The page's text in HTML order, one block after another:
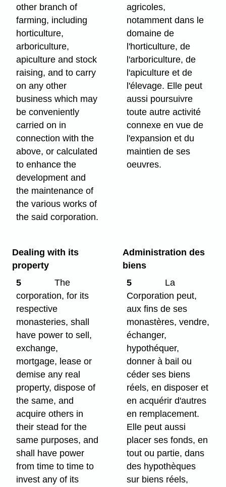
other branch of
farming, including
horticulture,
arboriculture,
apiculture and stock
raising, and to carry
on any other
business which may
be conveniently
carried on in
connection with the
above, or calculated
to enhance the
development and
the maintenance of
the various works of
the said corporation.
agricoles,
notamment dans le
domaine de
l'horticulture, de
l'arboriculture, de
l'apiculture et de
l'élevage. Elle peut
aussi poursuivre
toute autre activité
connexe en vue de
l'expansion et du
maintien de ses
oeuvres.
Dealing with its
property
5
The
corporation, for its
respective
monasteries, shall
have power to sell,
exchange,
mortgage, lease or
demise any real
property, dispose of
the same, and
acquire others in
their stead for the
same purposes, and
shall have power
from time to time to
invest any of its
Administration des
biens
5
La
Corporation peut,
aux fins de ses
monastères, vendre,
échanger,
hypothéquer,
donner à bail ou
céder ses biens
réels, en disposer et
en acquérir d'autres
en remplacement.
Elle peut aussi
placer ses fonds, en
tout ou partie, dans
des hypothèques
sur biens réels,